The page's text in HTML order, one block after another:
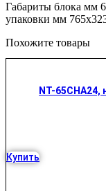
Габариты блока мм
упаковки мм
Похожите товары
NT-65CHA24,
Купить